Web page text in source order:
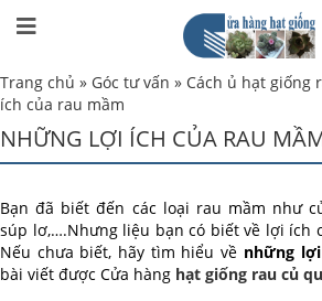
Trang chủ » Góc tư vấn » Cách ủ hạt giống
ích của rau mầm
NHỮNG LỢI ÍCH CỦA RAU
Bạn đã biết đến các loại rau mầm như
súp lơ,….Nhưng liệu bạn có biết về lợi ích
Nếu chưa biết, hãy tìm hiểu về những
bài viết được Cửa hàng hạt giống rau củ